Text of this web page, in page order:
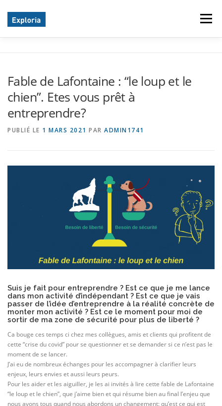
contenu
Menu
CO-DÉVELOPPEMENT
ACCOMPAGNEMENT ET OFFRES EN LIGNE
INSPIRATION ET ACTUALITÉ
LE COACH : VINCENT MERMET
Fable de Lafontaine : “le loup et le
chien”. Etes vous prêt à
entreprendre?
PUBLIÉ LE 1 MARS 2021 PAR ADMIN1741
Suis je fait pour entreprendre ? Est ce que je me lance
dans mon activité d’indépendant ? Est ce que je vais
passer de l’idée d’entreprendre à la réalité concrète de
monter mon activité ? Est ce le moment pour moi de
sortir de ma zone de sécurité pour plus de liberté ?
Ca bouge ces temps ci chez mes collègues, amis et clients qui profitent de
cette “crise du covid” pour se questionner et se demander si ce n’est pas le
moment de se lancer.
J’ai eu de nombreux échanges pour les accompagner à clarifier leurs
enjeux, leurs envies et aussi leurs peurs.
Pour les aider et les aiguiller, je les ai invités à lire cette fable de Lafontaine
“le loup et le chien”, que j’aime bien et qui résume bien au final l’enjeu que
nous avons tous quand nous abordons un changement: qu’est ce qui est